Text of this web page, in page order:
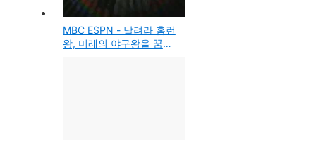
MBC ESPN - 날려라 홈런
왕, 미래의 야구왕을 꿈꾼